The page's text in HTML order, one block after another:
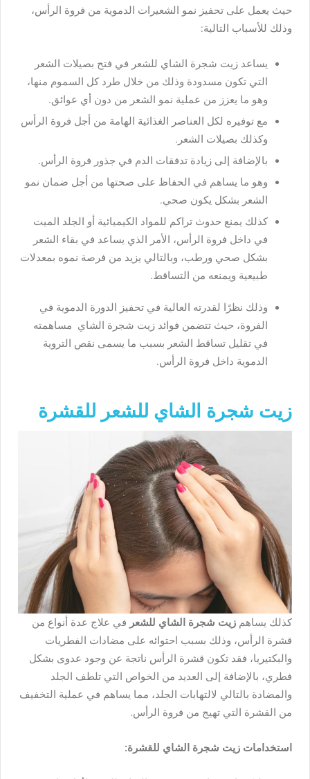
حيث يعمل على تحفيز نمو الشعيرات الدموية من فروة الرأس،
وذلك للأسباب التالية:
يساعد زيت شجرة الشاي للشعر في فتح بصيلات الشعر
التي تكون مسدودة وذلك من خلال طرد كل السموم منها،
وهو ما يعزز من عملية نمو الشعر من دون أي عوائق.
مع توفيره لكل العناصر الغذائية الهامة من أجل فروة الرأس
وكذلك بصيلات الشعر.
بالإضافة إلى زيادة تدفقات الدم في جذور فروة الرأس.
وهو ما يساهم في الحفاظ على صحتها من أجل ضمان نمو
الشعر بشكل يكون صحي.
كذلك يمنع حدوث تراكم للمواد الكيميائية أو الجلد الميت
في داخل فروة الرأس، الأمر الذي يساعد في بقاء الشعر
بشكل صحي ورطب، وبالتالي يزيد من فرصة نموه بمعدلات
طبيعية ويمنعه من التساقط.
وذلك نظرًا لقدرته العالية في تحفيز الدورة الدموية في
الفروة، حيث تتضمن فوائد زيت شجرة الشاي مساهمته
في تقليل تساقط الشعر بسبب ما يسمى نقص التروية
الدموية داخل فروة الرأس.
زيت شجرة الشاي للشعر للقشرة
كذلك يساهم زيت شجرة الشاي للشعر في علاج عدة أنواع من
قشرة الرأس، وذلك بسبب احتوائه على مضادات الفطريات
والبكتيريا، فقد تكون قشرة الرأس ناتجة عن وجود عدوى بشكل
فطري، بالإضافة إلى العديد من الخواص التي تلطف الجلد
والمضادة بالتالي لالتهابات الجلد، مما يساهم في عملية التخفيف
من القشرة التي تهيج من فروة الرأس.
استخدامات زيت شجرة الشاي للقشرة: